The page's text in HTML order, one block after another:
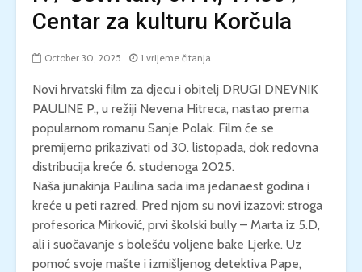
Centar za kulturu Korčula
October 30, 2025 1 vrijeme čitanja
Novi hrvatski film za djecu i obitelj DRUGI DNEVNIK
PAULINE P., u režiji Nevena Hitreca, nastao prema
popularnom romanu Sanje Polak. Film će se
premijerno prikazivati od 30. listopada, dok redovna
distribucija kreće 6. studenoga 2025.
Naša junakinja Paulina sada ima jedanaest godina i
kreće u peti razred. Pred njom su novi izazovi: stroga
profesorica Mirković, prvi školski bully – Marta iz 5.D,
ali i suočavanje s bolešću voljene bake Ljerke. Uz
pomoć svoje mašte i izmišljenog detektiva Pape,